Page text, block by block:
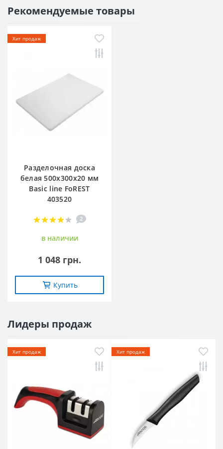
Рекомендуемые товары
Хит продаж
Разделочная доска
белая 500х300х20 мм
Basic line FoREST
403520
2
в наличии
1 048 грн.
Купить
Лидеры продаж
Хит продаж Хит продаж